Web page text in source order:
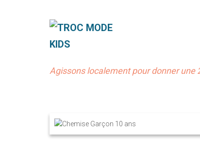
Agissons localement pour donner une